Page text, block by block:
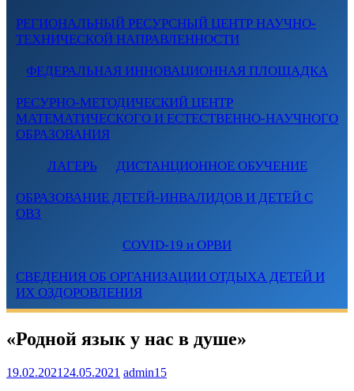
РЕГИОНАЛЬНЫЙ РЕСУРСНЫЙ ЦЕНТР НАУЧНО-
ТЕХНИЧЕСКОЙ НАПРАВЛЕННОСТИ
ФЕДЕРАЛЬНАЯ ИННОВАЦИОННАЯ ПЛОЩАДКА
РЕСУРНО-МЕТОДИЧЕСКИЙ ЦЕНТР
МАТЕМАТИЧЕСКОГО И ЕСТЕСТВЕННО-НАУЧНОГО
ОБРАЗОВАНИЯ
ЛАГЕРЬ ДИСТАНЦИОННОЕ ОБУЧЕНИЕ
ОБРАЗОВАНИЕ ДЕТЕЙ-ИНВАЛИДОВ И ДЕТЕЙ С
ОВЗ
COVID-19 и ОРВИ
СВЕДЕНИЯ ОБ ОРГАНИЗАЦИИ ОТДЫХА ДЕТЕЙ И
ИХ ОЗДОРОВЛЕНИЯ
«Родной язык у нас в душе»
19.02.2021 24.05.2021 admin15